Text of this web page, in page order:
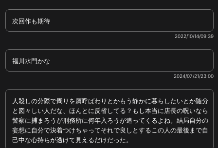
次回作も期待
2022/10/14/09:39
福川水門かな
2024/07/21/23:00
人殺しの分際で周りを屑呼ばわりとかもう静かに暮らしたいとか随分
と図々しい人だな、ほんとに反省してる？もし本当に店長の呪いなら
警察に捕まろうが刑務所に何年入ろうが追ってくるよね。結局自分の
妄想に自分で決着つけちゃってそれで良しとするこの人の最後まで自
己中な心持ちが透けて見えるだけだった。